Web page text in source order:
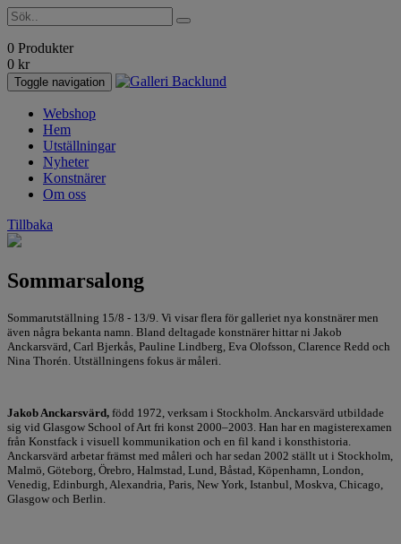
0 Produkter
0 kr
Toggle navigation
Webshop
Hem
Utställningar
Nyheter
Konstnärer
Om oss
Tillbaka
Sommarsalong
Sommarutställning 15/8 - 13/9. Vi visar flera för galleriet nya konstnärer men
även några bekanta namn. Bland deltagade konstnärer hittar ni Jakob
Anckarsvärd, Carl Bjerkås, Pauline Lindberg, Eva Olofsson, Clarence Redd och
Nina Thorén. Utställningens fokus är måleri.
Jakob Anckarsvärd, född 1972, verksam i Stockholm. Anckarsvärd utbildade
sig vid Glasgow School of Art fri konst 2000–2003. Han har en magisterexamen
från Konstfack i visuell kommunikation och en fil kand i konsthistoria.
Anckarsvärd arbetar främst med måleri och har sedan 2002 ställt ut i Stockholm,
Malmö, Göteborg, Örebro, Halmstad, Lund, Båstad, Köpenhamn, London,
Venedig, Edinburgh, Alexandria, Paris, New York, Istanbul, Moskva, Chicago,
Glasgow och Berlin.